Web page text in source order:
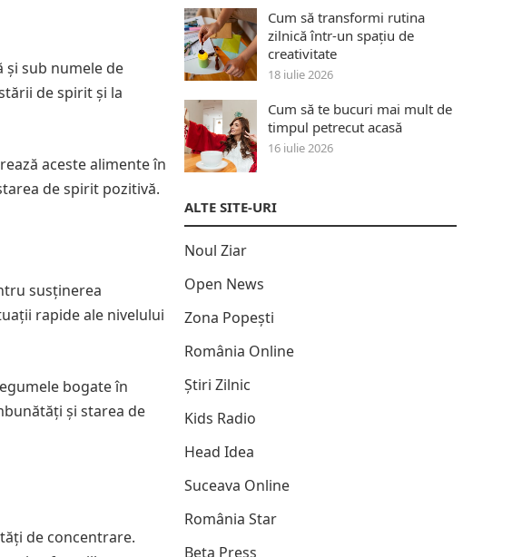
sub numele de
de spirit și la
aceste alimente în
de spirit pozitivă.
susținerea
rapide ale nivelului
bogate în
și starea de
de concentrare.
Cum să transformi rutina
zilnică într-un spațiu de
creativitate
18 iulie 2026
Cum să te bucuri mai mult de
timpul petrecut acasă
16 iulie 2026
ALTE SITE-URI
Noul Ziar
Open News
Zona Popești
România Online
Știri Zilnic
Kids Radio
Head Idea
Suceava Online
România Star
Beta Press